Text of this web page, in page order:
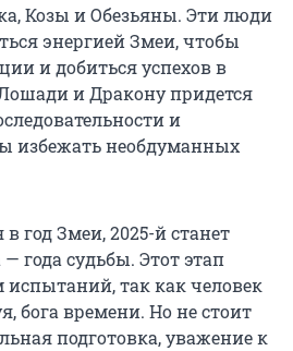
Козы и Обезьяны. Эти люди
энергией Змеи, чтобы
и добиться успехов в
и Дракону придется
и
избежать необдуманных
год Змеи, 2025-й станет
года судьбы. Этот этап
испытаний, так как человек
бога времени. Но не стоит
подготовка, уважение к